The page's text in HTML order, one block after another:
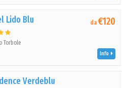
Lido Blu
Torbole
da€120
Info
Verdeblu